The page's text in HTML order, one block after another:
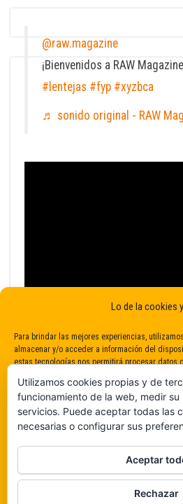
Lo de la cookies
Para brindar las mejores experiencias,
almacenar y/o acceder a información del
estas tecnologías nos permitirá procesar datos
consentimiento puede afectar negativamente a
funciones.
De ninguna
@raw.magazine
¡Bienvenidos a RAW
#lentejas #fyp #xyzbca
♬ sonido original - RAW
Utilizamos cookies propias y de
funcionamiento de la web, medir su
servicios. Puede aceptar todas las
necesarias o configurar sus
Aceptar
Rechazar